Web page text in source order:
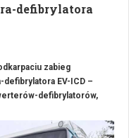
defibrylatora
zabieg
EV-ICD –
defibrylatorów,
Królowej w Rzeszowie